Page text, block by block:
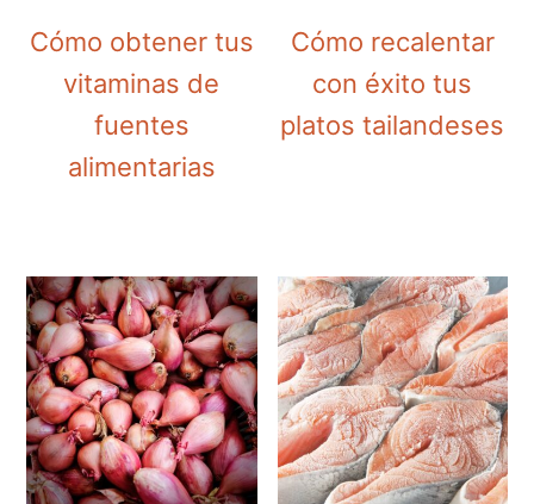
Cómo obtener tus
vitaminas de
fuentes
alimentarias
Cómo recalentar
con éxito tus
platos tailandeses